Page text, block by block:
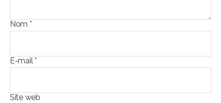
Nom *
E-mail*
Site web